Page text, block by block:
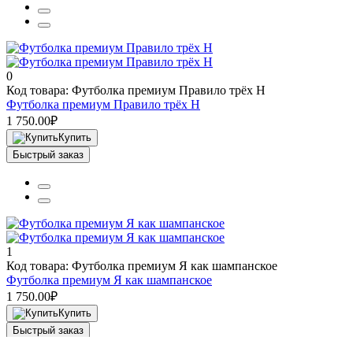
0
Код товара: Футболка премиум Правило трёх Н
Футболка премиум Правило трёх Н
1 750.00₽
Купить
Быстрый заказ
1
Код товара: Футболка премиум Я как шампанское
Футболка премиум Я как шампанское
1 750.00₽
Купить
Быстрый заказ